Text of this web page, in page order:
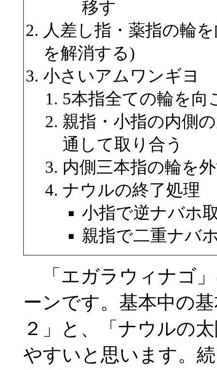
移す
人差し指・薬指の輪
を解消する)
小さいアムワンギヨ
5本指全ての輪を向
親指・小指の内側
通して取り合う
内側三本指の輪を
ナウルの終了処理
小指で逆ナバホ
親指で二重ナバ
「エガラウィナゴ
ーンです。基本中の
２」と、「ナウルの
やすいと思います。